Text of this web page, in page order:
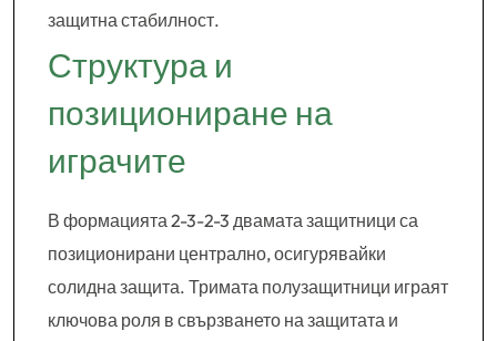
защитна стабилност.
Структура и
позициониране на
играчите
В формацията 2-3-2-3 двамата защитници са
позиционирани централно, осигурявайки
солидна защита. Тримата полузащитници играят
ключова роля в свързването на защитата и